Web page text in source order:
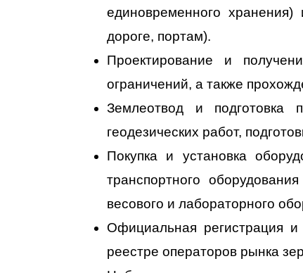
единовременного
дороге, портам).
Проектирование и
ограничений, а также
Землеотвод и подготовка
геодезических работ,
Покупка и установка
транспортного
весового и лабораторного
Официальная регистрация
реестре операторов рынка